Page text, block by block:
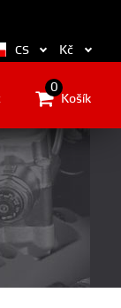
CS Kč
Košík
0